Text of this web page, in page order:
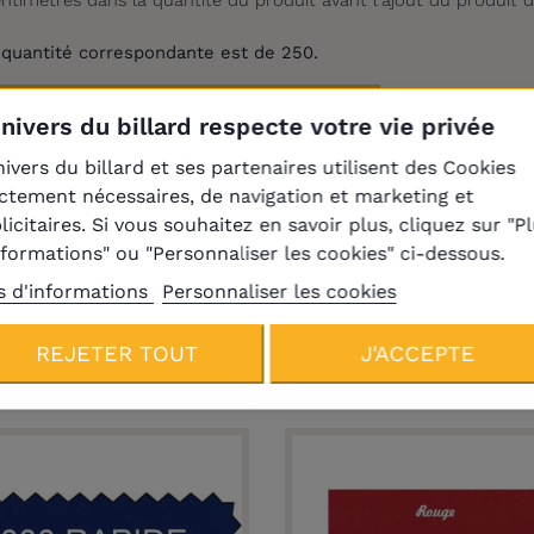
correspondante est de 250.
Iwan Simonis
de la même catégorie
du billard respecte votre vie privée
du billard et ses partenaires utilisent des Cookies
nécessaires, de navigation et marketing et
Si vous souhaitez en savoir plus, cliquez sur
ou "Personnaliser les cookies" ci-dessous.
d'informations
Personnaliser les cookies
REJETER TOUT J'ACCEPTE